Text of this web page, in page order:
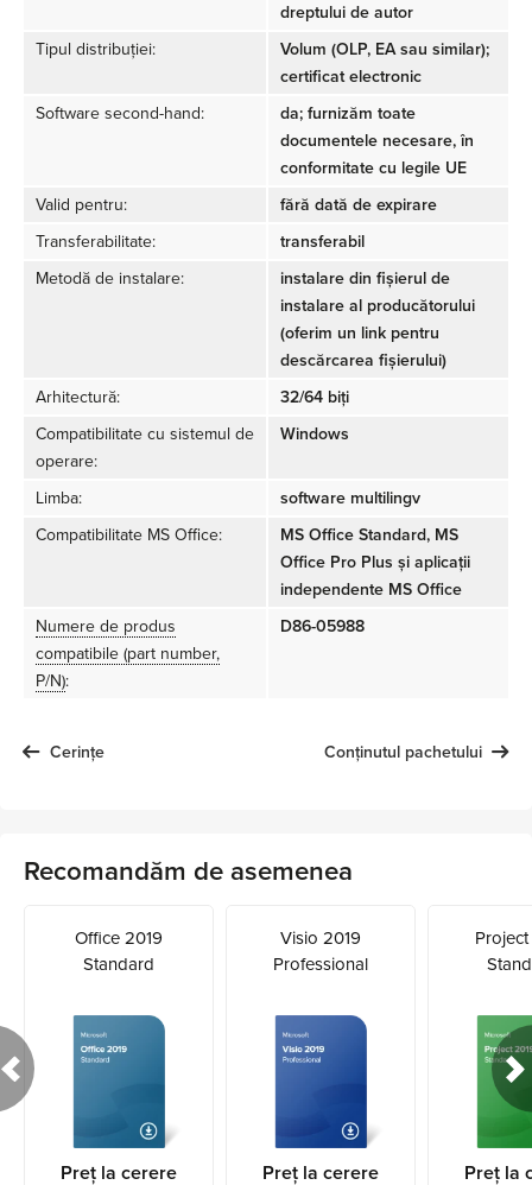
dreptului de autor
Tipul distribuției:
Volum (OLP, EA sau similar);
certificat electronic
Software second-hand:
da; furnizăm toate
documentele necesare, în
conformitate cu legile UE
Valid pentru:
fără dată de expirare
Transferabilitate:
transferabil
Metodă de instalare:
instalare din fișierul de
instalare al producătorului
(oferim un link pentru
descărcarea fișierului)
Arhitectură:
32/64 biți
Compatibilitate cu sistemul de
operare:
Windows
Limba:
software multilingv
Compatibilitate MS Office:
MS Office Standard, MS
Office Pro Plus și aplicații
independente MS Office
Numere de produs
compatibile (part number,
P/N):
D86-05988
Cerințe Conținutul pachetului
Recomandăm de asemenea
Office 2019
Standard
Preț la cerere
Visio 2019
Professional
Preț la cerere Preț la